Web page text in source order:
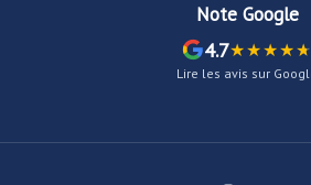
Note Google
4.7
Lire les avis sur